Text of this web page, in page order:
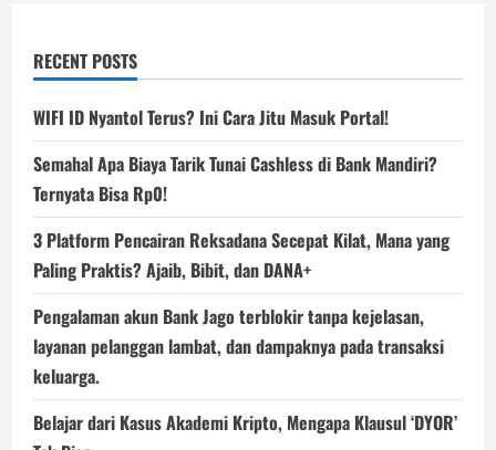
RECENT POSTS
WIFI ID Nyantol Terus? Ini Cara Jitu Masuk Portal!
Semahal Apa Biaya Tarik Tunai Cashless di Bank Mandiri?
Ternyata Bisa Rp0!
3 Platform Pencairan Reksadana Secepat Kilat, Mana yang
Paling Praktis? Ajaib, Bibit, dan DANA+
Pengalaman akun Bank Jago terblokir tanpa kejelasan,
layanan pelanggan lambat, dan dampaknya pada transaksi
keluarga.
Belajar dari Kasus Akademi Kripto, Mengapa Klausul ‘DYOR’